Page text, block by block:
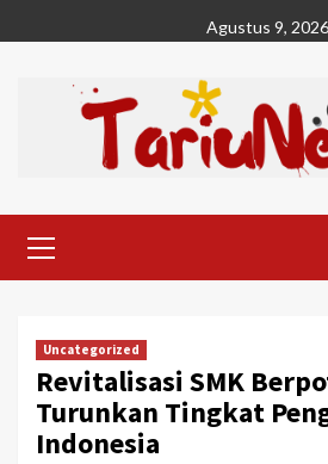
to
Agustus 9, 2026
Menu
Uncategorized
Revitalisasi SMK
Turunkan Tingkat
Indonesia